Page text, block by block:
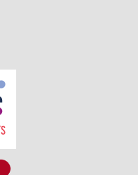
Pays de Montbéliard
de Montbéliard
de Montbéliard
sur Instagram, Pays de